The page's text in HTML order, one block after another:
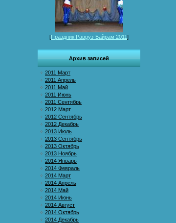
[Праздник Равруз-Байрам 2011]
Архив записей
2011 Март
2011 Апрель
2011 Май
2011 Июнь
2011 Сентябрь
2012 Март
2012 Сентябрь
2012 Декабрь
2013 Июль
2013 Сентябрь
2013 Октябрь
2013 Ноябрь
2014 Январь
2014 Февраль
2014 Март
2014 Апрель
2014 Май
2014 Июнь
2014 Август
2014 Октябрь
2014 Декабрь